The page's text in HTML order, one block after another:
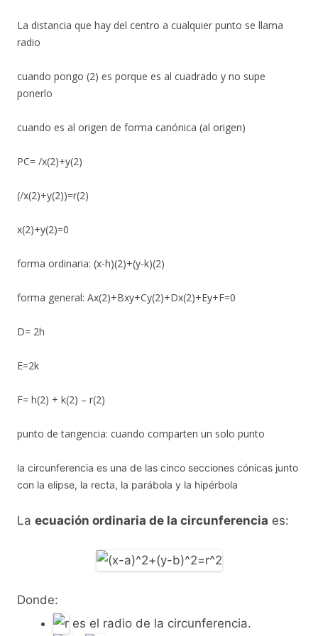
La distancia que hay del centro a cualquier punto se llama
radio
cuando pongo (2) es porque es al cuadrado y no supe
ponerlo
cuando es al origen de forma canónica (al origen)
PC= /x(2)+y(2)
(/x(2)+y(2))=r(2)
x(2)+y(2)=0
forma ordinaria: (x-h)(2)+(y-k)(2)
forma general: Ax(2)+Bxy+Cy(2)+Dx(2)+Ey+F=0
D= 2h
E=2k
F= h(2) + k(2) – r(2)
punto de tangencia: cuando comparten un solo punto
la circunferencia es una de las cinco secciones cónicas junto
con la elipse, la recta, la parábola y la hipérbola
La ecuación ordinaria de la circunferencia es:
Donde:
es el radio de la circunferencia.